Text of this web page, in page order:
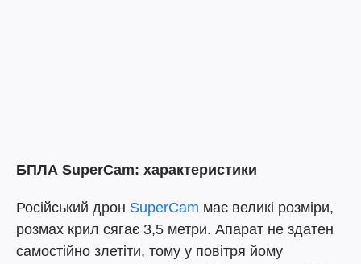
БПЛА SuperСam: характеристики
Російський дрон SuperСam має великі розміри,
розмах крил сягає 3,5 метри. Апарат не здатен
самостійно злетіти, тому у повітря йому